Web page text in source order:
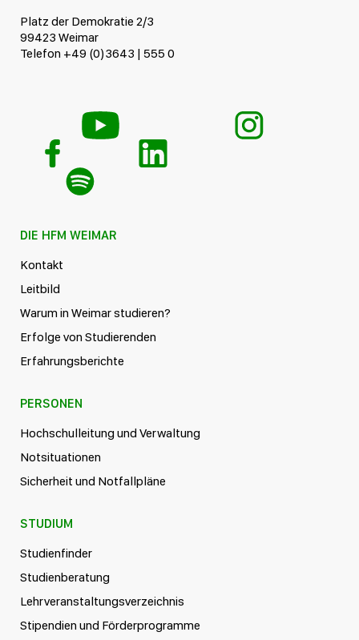
Platz der Demokratie 2/3
99423 Weimar
Telefon +49 (0)3643 | 555 0
DIE HFM WEIMAR
Kontakt
Leitbild
Warum in Weimar studieren?
Erfolge von Studierenden
Erfahrungsberichte
PERSONEN
Hochschulleitung und Verwaltung
Notsituationen
Sicherheit und Notfallpläne
STUDIUM
Studienfinder
Studienberatung
Lehrveranstaltungsverzeichnis
Stipendien und Förderprogramme